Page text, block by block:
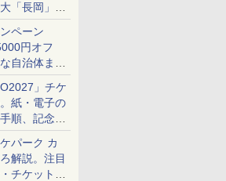
「長岡」な
白押し！
ペーン
円オフ
自治体まと
」チケ
紙・電子の
順、記念チ
パーク カ
解説。注目
チケット手